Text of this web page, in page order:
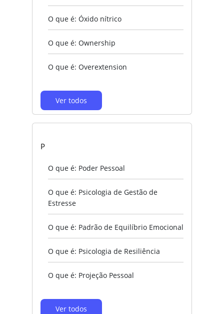
O que é: Óxido nítrico
O que é: Ownership
O que é: Overextension
Ver todos
P
O que é: Poder Pessoal
O que é: Psicologia de Gestão de
Estresse
O que é: Padrão de Equilíbrio Emocional
O que é: Psicologia de Resiliência
O que é: Projeção Pessoal
Ver todos